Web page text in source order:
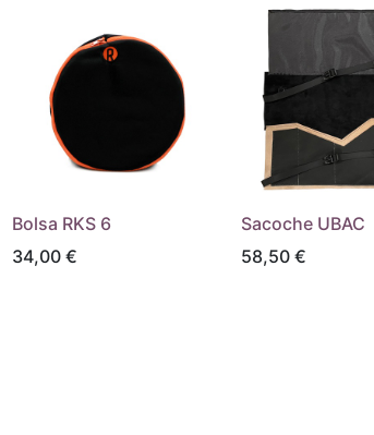
Bolsa RKS 6
34,00 €
Sacoche UBAC
58,50 €